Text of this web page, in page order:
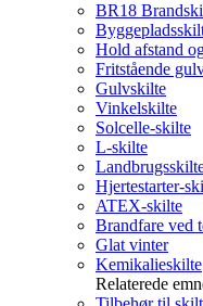
BR18
Hold afstand
Fritstående
Gulvskilte
Vinkelskilte
Solcelle-skilte
L-skilte
Hjertestarter-
ATEX-skilte
Brandfare ved
Glat vinter
Kemikalieskilte
Relaterede